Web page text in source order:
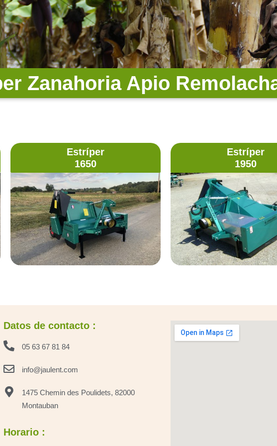
Zanahoria Apio
Estríper
1650
Estríper
1950
Datos de contacto :
05 63 67 81 84
info@jaulent.com
1475 Chemin des Poulidets, 82000
Montauban
Horario :